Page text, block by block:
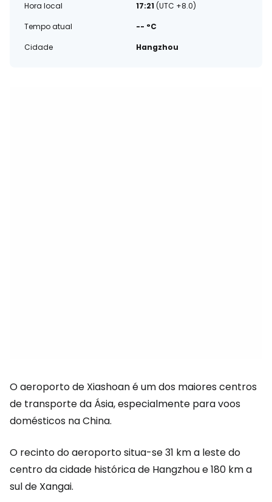
Hora local
17:21 (UTC +8.0)
Tempo atual
-- °C
Cidade
Hangzhou
O aeroporto de Xiashoan é um dos maiores centros
de transporte da Ásia, especialmente para voos
domésticos na China.
O recinto do aeroporto situa-se 31 km a leste do
centro da cidade histórica de Hangzhou e 180 km a
sul de Xangai.